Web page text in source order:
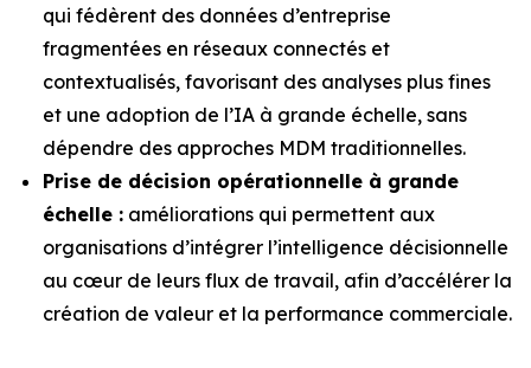
qui fédèrent des données d’entreprise
fragmentées en réseaux connectés et
contextualisés, favorisant des analyses plus fines
et une adoption de l’IA à grande échelle, sans
dépendre des approches MDM traditionnelles.
Prise de décision opérationnelle à grande
échelle : améliorations qui permettent aux
organisations d’intégrer l’intelligence décisionnelle
au cœur de leurs flux de travail, afin d’accélérer la
création de valeur et la performance commerciale.